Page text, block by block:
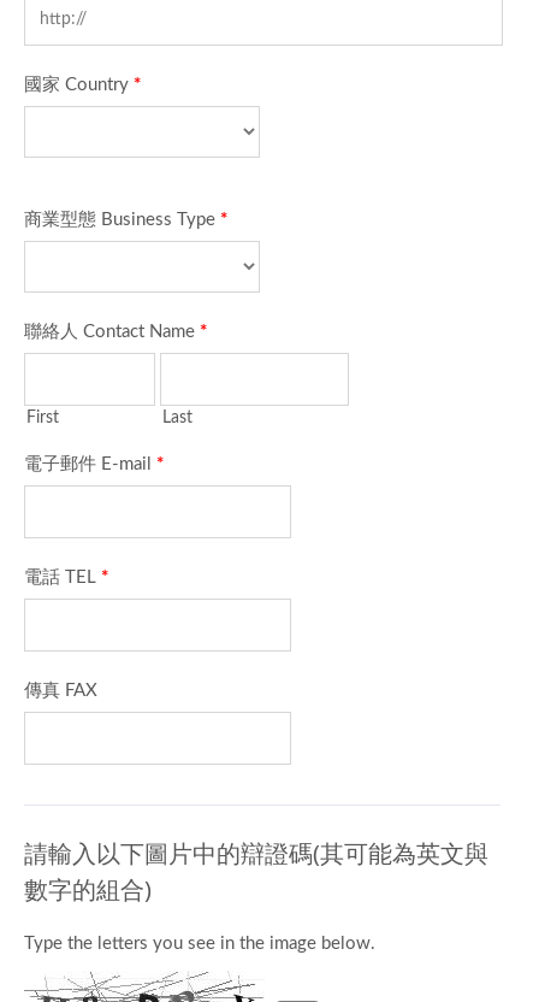
國家 Country *
商業型態 Business Type *
聯絡人 Contact Name *
First Last
電子郵件 E-mail *
電話 TEL *
傳真 FAX
請輸入以下圖片中的辯證碼(其可能為英文與
數字的組合)
Type the letters you see in the image below.